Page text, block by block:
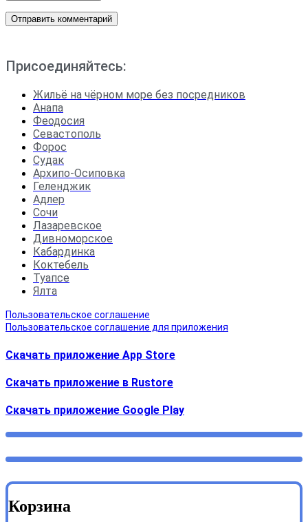
Присоединяйтесь:
Жильё на чёрном море без посредников
Анапа
Феодосия
Севастополь
Форос
Судак
Архипо-Осиповка
Геленджик
Адлер
Сочи
Лазаревское
Дивноморское
Кабардинка
Коктебель
Туапсе
Ялта
Пользовательское соглашение
Пользовательское соглашение для приложения
Скачать приложение App Store
Скачать приложение в Rustore
Cкачать приложение Google Play
Корзина